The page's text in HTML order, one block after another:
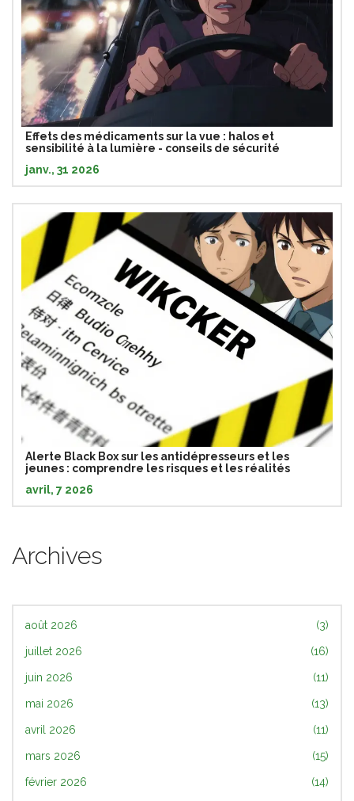
Effets des médicaments sur la vue : halos et
sensibilité à la lumière - conseils de sécurité
janv., 31 2026
Alerte Black Box sur les antidépresseurs et les
jeunes : comprendre les risques et les réalités
avril, 7 2026
Archives
août 2026 (3)
juillet 2026 (16)
juin 2026 (11)
mai 2026 (13)
avril 2026 (11)
mars 2026 (15)
février 2026 (14)